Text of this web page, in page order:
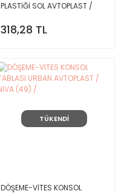
PLASTİĞİ SOL AVTOPLAST /
318,28 TL
TÜKENDİ
DÖŞEME-VİTES KONSOL